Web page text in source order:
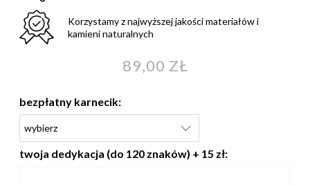
Korzystamy z najwyższej jakości materiałów i
kamieni naturalnych
89,00 ZŁ
bezpłatny karnecik:
twoja dedykacja (do 120 znaków) + 15 zł: